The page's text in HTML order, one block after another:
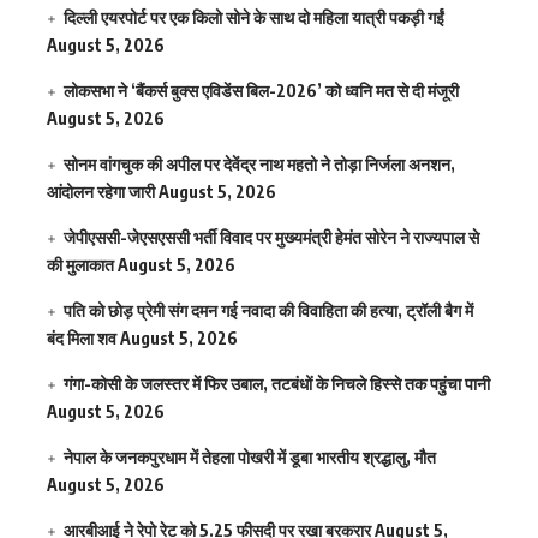
दिल्ली एयरपोर्ट पर एक किलो सोने के साथ दो महिला यात्री पकड़ी गईं
August 5, 2026
लोकसभा ने ‘बैंकर्स बुक्स एविडेंस बिल-2026’ को ध्वनि मत से दी मंजूरी
August 5, 2026
सोनम वांगचुक की अपील पर देवेंद्र नाथ महतो ने तोड़ा निर्जला अनशन,
आंदोलन रहेगा जारीAugust 5, 2026
जेपीएससी-जेएसएससी भर्ती विवाद पर मुख्यमंत्री हेमंत सोरेन ने राज्यपाल से
की मुलाकातAugust 5, 2026
पति को छोड़ प्रेमी संग दमन गई नवादा की विवाहिता की हत्या, ट्रॉली बैग में
बंद मिला शवAugust 5, 2026
गंगा-कोसी के जलस्तर में फिर उबाल, तटबंधों के निचले हिस्से तक पहुंचा पानी
August 5, 2026
नेपाल के जनकपुरधाम में तेहला पोखरी में डूबा भारतीय श्रद्धालु, मौत
August 5, 2026
आरबीआई ने रेपो रेट को 5.25 फीसदी पर रखा बरकरारAugust 5,